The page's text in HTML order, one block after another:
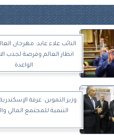
النائب علاء عابد: مهرجان
انظار العالم وفرصة لجذب
الواعدة
وزير التموين: غرفة
التنمية للمجتمع المالي